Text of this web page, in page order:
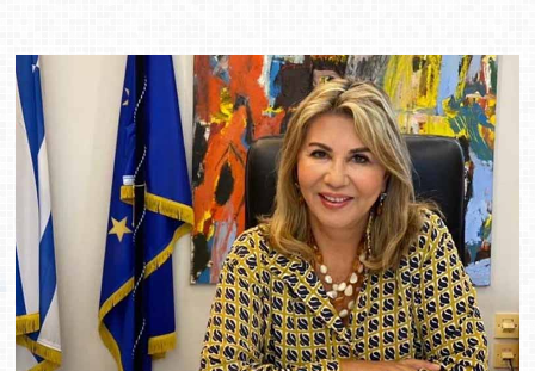
Δόμνας
Μιχαηλίδου
για
την
επέτειο
της
28ης
Οκτωβρίου